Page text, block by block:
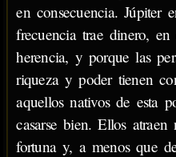
en consecuencia. Júpiter
frecuencia trae dinero,
herencia, y porque las
riqueza y poder tienen
aquellos nativos de esta
casarse bien. Ellos
fortuna y, a menos que